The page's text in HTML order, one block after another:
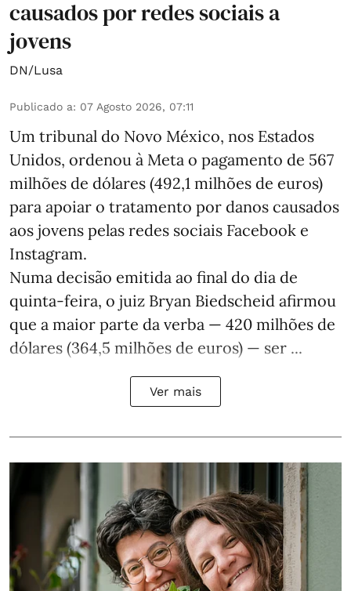
causados por redes sociais a
jovens
DN/Lusa
Publicado a: 07 Agosto 2026, 07:11
Um tribunal do Novo México, nos Estados
Unidos, ordenou à Meta o pagamento de 567
milhões de dólares (492,1 milhões de euros)
para apoiar o tratamento por danos causados
aos jovens pelas redes sociais Facebook e
Instagram.
Numa decisão emitida ao final do dia de
quinta-feira, o juiz Bryan Biedscheid afirmou
que a maior parte da verba — 420 milhões de
dólares (364,5 milhões de euros) — ser ...
Ver mais